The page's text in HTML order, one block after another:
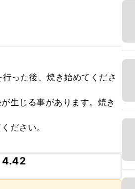
った後、焼き始めてくださ
生じる事があります。焼き
ださい。
4.42